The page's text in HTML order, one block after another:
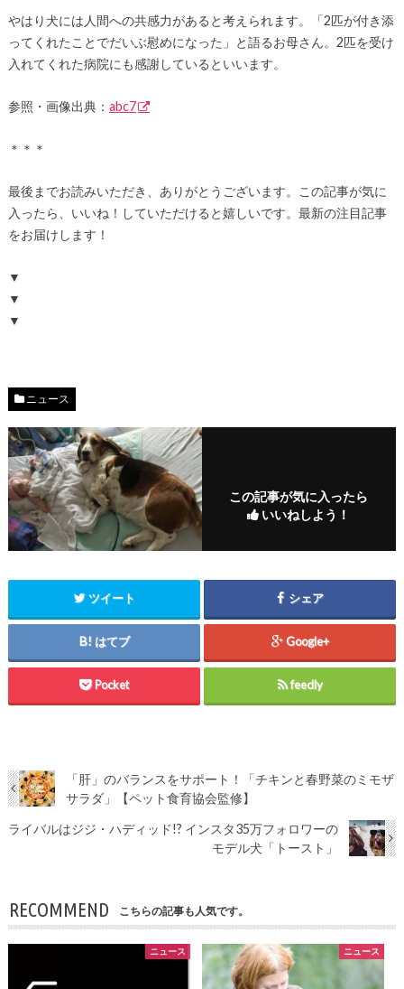
やはり犬には人間への共感力があると考えられます。「2匹が付き添
ってくれたことでだいぶ慰めになった」と語るお母さん。2匹を受け
入れてくれた病院にも感謝しているといいます。
参照・画像出典： abc7
＊＊＊
最後までお読みいただき、ありがとうございます。この記事が気に
入ったら、いいね！していただけると嬉しいです。最新の注目記事
をお届けします！
▼
▼
▼
ニュース
この記事が気に入ったら
いいねしよう！
ツイート シェア
はてブ Google+
Pocket feedly
「肝」のバランスをサポート！「チキンと春野菜のミモザ
サラダ」【ペット食育協会監修】
ライバルはジジ・ハディッド!? インスタ35万フォロワーの
モデル犬「トースト」
RECOMMEND こちらの記事も人気です。
ニュース ニュース